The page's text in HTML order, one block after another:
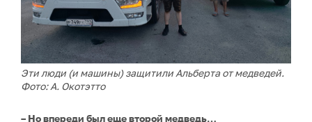
Эти люди (и машины) защитили Альберта от медведей.
Фото: А. Окотэтто
– Но впереди был еще второй медведь…